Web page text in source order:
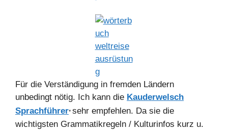
Für die Verständigung in fremden Ländern
unbedingt nötig. Ich kann die Kauderwelsch
Sprachführer* sehr empfehlen. Da sie die
wichtigsten Grammatikregeln / Kulturinfos kurz u.